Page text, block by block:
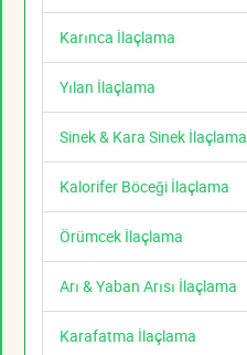
Karınca İlaçlama
Yılan İlaçlama
Sinek & Kara Sinek İlaçlama
Kalorifer Böceği İlaçlama
Örümcek İlaçlama
Arı & Yaban Arısı İlaçlama
Karafatma İlaçlama